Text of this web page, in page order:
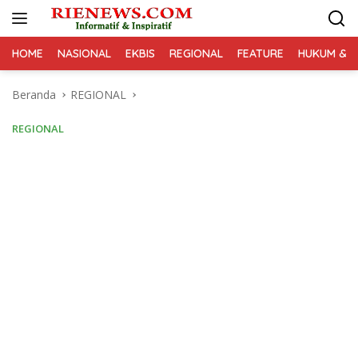
HOME NASIONAL EKBIS REGIONAL FEATURE HUKUM &
Beranda REGIONAL
REGIONAL